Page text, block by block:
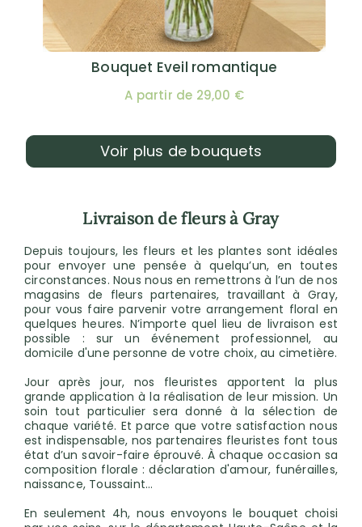
Bouquet Eveil romantique
A partir de 29,00 €
Voir plus de bouquets
Livraison de fleurs à Gray
Depuis toujours, les fleurs et les plantes sont idéales
pour envoyer une pensée à quelqu’un, en toutes
circonstances. Nous nous en remettrons à l’un de nos
magasins de fleurs partenaires, travaillant à Gray,
pour vous faire parvenir votre arrangement floral en
quelques heures. N’importe quel lieu de livraison est
possible : sur un événement professionnel, au
domicile d'une personne de votre choix, au cimetière.
Jour après jour, nos fleuristes apportent la plus
grande application à la réalisation de leur mission. Un
soin tout particulier sera donné à la sélection de
chaque variété. Et parce que votre satisfaction nous
est indispensable, nos partenaires fleuristes font tous
état d’un savoir-faire éprouvé. À chaque occasion sa
composition florale : déclaration d'amour, funérailles,
naissance, Toussaint…
En seulement 4h, nous envoyons le bouquet choisi